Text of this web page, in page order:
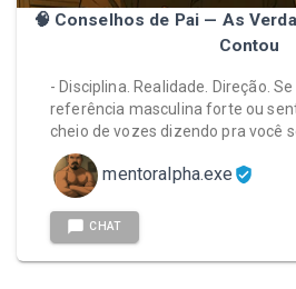
🧠 Conselhos de Pai — As
Contou
- Disciplina. Realidade. Direção.
referência masculina forte ou
cheio de vozes dizendo pra você
mentoralpha.exe
CHAT